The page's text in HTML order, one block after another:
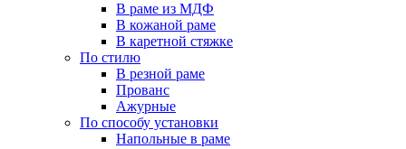
В раме из МДФ
В кожаной раме
В каретной стяжке
По стилю
В резной раме
Прованс
Ажурные
По способу установки
Напольные в раме